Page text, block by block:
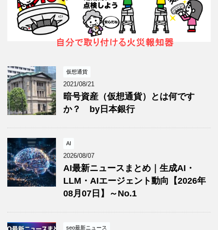
仮想通貨
2021/08/21
暗号資産（仮想通貨）とは何です
か？ by日本銀行
AI
2026/08/07
AI最新ニュースまとめ｜生成AI・
LLM・AIエージェント動向【2026年
08月07日】～No.1
seo最新ニュース